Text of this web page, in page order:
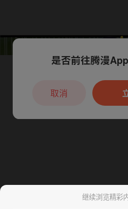
腾
继续浏览精彩
本章节仅支持App阅读
户7天免费
是否前往腾漫
取消